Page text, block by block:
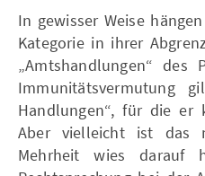
In gewisser Weise
Kategorie in ihrer
„Amtshandlungen“ des
Immunitätsvermutung
Handlungen“, für die er
Aber vielleicht ist das
Mehrheit wies darauf